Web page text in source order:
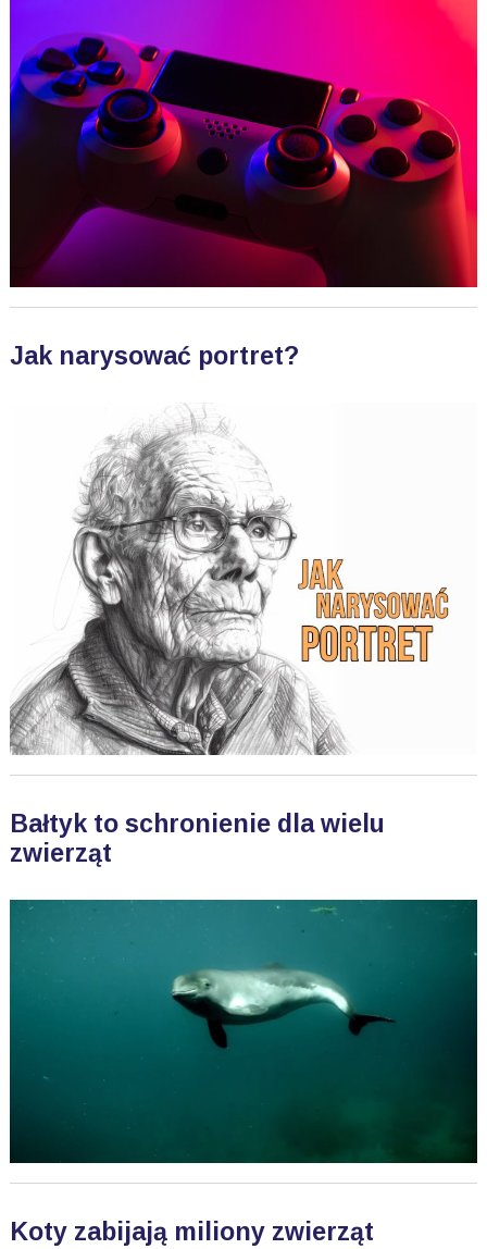
Jak narysować portret?
Bałtyk to schronienie dla wielu
zwierząt
Koty zabijają miliony zwierząt